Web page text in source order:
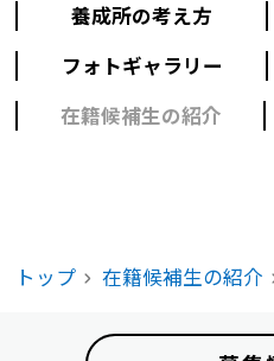
養成所の考え方
フォトギャラリー
在籍候補生の紹介
トップ 在籍候補生の紹介